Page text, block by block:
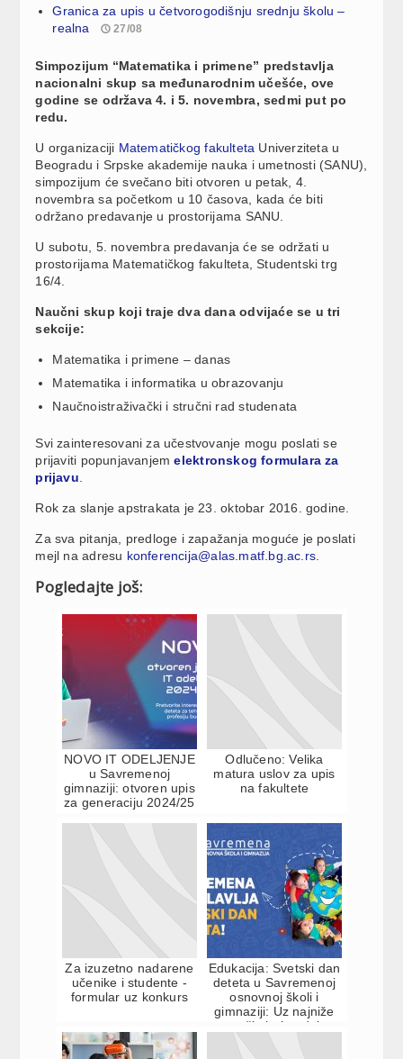
Granica za upis u četvorogodišnju srednju školu –
realna
27/08
Simpozijum “Matematika i primene” predstavlja
nacionalni skup sa međunarodnim učešće, ove
godine se održava 4. i 5. novembra, sedmi put po
redu.
U organizaciji Matematičkog fakulteta Univerziteta u
Beogradu i Srpske akademije nauka i umetnosti (SANU),
simpozijum će svečano biti otvoren u petak, 4.
novembra sa početkom u 10 časova, kada će biti
održano predavanje u prostorijama SANU.
U subotu, 5. novembra predavanja će se održati u
prostorijama Matematičkog fakulteta, Studentski trg
16/4.
Naučni skup koji traje dva dana odvijaće se u tri
sekcije:
Matematika i primene – danas
Matematika i informatika u obrazovanju
Naučnoistraživački i stručni rad studenata
Svi zainteresovani za učestvovanje mogu poslati se
prijaviti popunjavanjemelektronskog formulara za
prijavu
Rok za slanje apstrakata je 23. oktobar 2016. godine.
Za sva pitanja, predloge i zapažanja moguće je poslati
mejl na adresu konferencija@alas.matf.bg.ac.rs
Pogledajte još:
NOVO IT ODELJENJE
u Savremenoj
gimnaziji: otvoren upis
za generaciju 2024/25
Odlučeno: Velika
matura uslov za upis
na fakultete
Za izuzetno nadarene
učenike i studente -
formular uz konkurs
Edukacija: Svetski dan
deteta u Savremenoj
osnovnoj školi i
gimnaziji: Uz najniže
cene školarine dob...